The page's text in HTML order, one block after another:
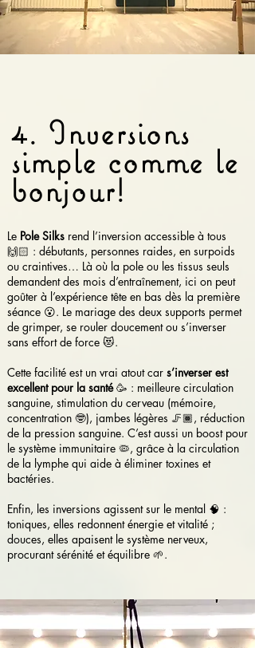
4. Inversions
simple comme le
bonjour!
Le Pole Silks rend l’inversion accessible à tous
🙌🏻 : débutants, personnes raides, en surpoids
ou craintives… Là où la pole ou les tissus seuls
demandent des mois d’entraînement, ici on peut
goûter à l’expérience tête en bas dès la première
séance 😮. Le mariage des deux supports permet
de grimper, se rouler doucement ou s’inverser
sans effort de force 😻.
Cette facilité est un vrai atout car s’inverser est
excellent pour la santé🥳 : meilleure circulation
sanguine, stimulation du cerveau (mémoire,
concentration 🤓), jambes légères 🦵🏾, réduction
de la pression sanguine. C’est aussi un boost pour
le système immunitaire 🦠, grâce à la circulation
de la lymphe qui aide à éliminer toxines et
bactéries.
Enfin, les inversions agissent sur le mental 🧠 :
toniques, elles redonnent énergie et vitalité ;
douces, elles apaisent le système nerveux,
procurant sérénité et équilibre 🌱.